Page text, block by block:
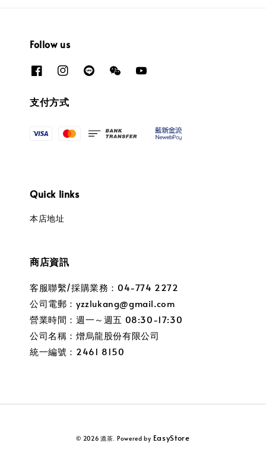
Follow us
支付方式
Quick links
本店地址
商店資訊
客服聯繫/採購業務：04-774 2272
公司電郵：yzzlukang@gmail.com
營業時間：週一～週五 08:30-17:30
公司名稱：熷烏龍股份有限公司
統一編號：2461 8150
© 2026 漉茶. Powered by EasyStore